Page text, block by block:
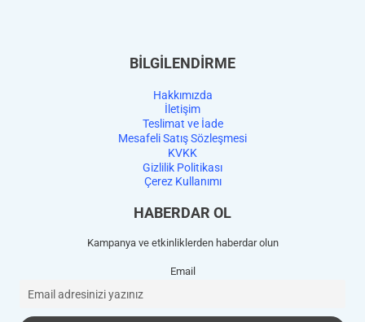
BİLGİLENDİRME
Hakkımızda
İletişim
Teslimat ve İade
Mesafeli Satış Sözleşmesi
KVKK
Gizlilik Politikası
Çerez Kullanımı
HABERDAR OL
Kampanya ve etkinliklerden haberdar olun
Email